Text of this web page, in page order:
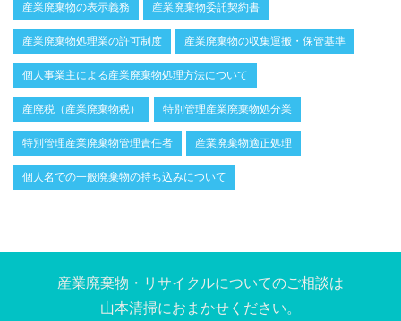
産業廃棄物の表示義務 産業廃棄物委託契約書
産業廃棄物処理業の許可制度 産業廃棄物の収集運搬・保管基準
個人事業主による産業廃棄物処理方法について
産廃税（産業廃棄物税） 特別管理産業廃棄物処分業
特別管理産業廃棄物管理責任者 産業廃棄物適正処理
個人名での一般廃棄物の持ち込みについて
産業廃棄物・リサイクルについてのご相談は
⼭本清掃におまかせください。